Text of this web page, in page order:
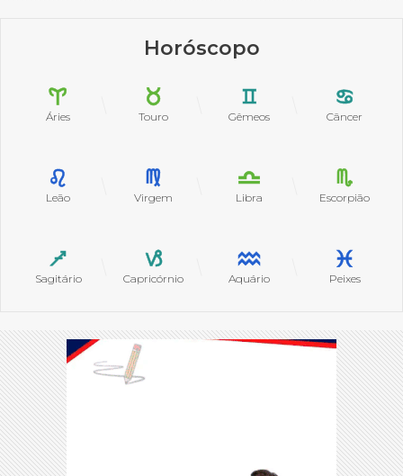
Horóscopo
Áries Touro Gêmeos Câncer
Leão Virgem Libra Escorpião
Sagitário Capricórnio Aquário Peixes